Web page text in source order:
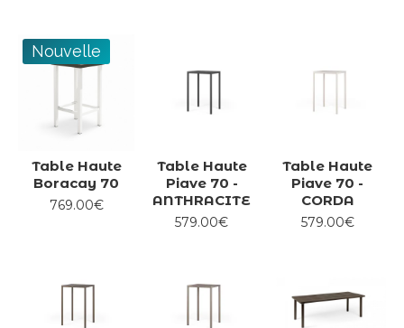
fabriquées en un matériau synthétique résistant aux
Aménagez votre extérieur avec un de nos ensembles salle
Nouvelle
Table Haute
Boracay 70
769.00€
Table Haute
Piave 70 -
ANTHRACITE
579.00€
Table Haute
Piave 70 -
CORDA
579.00€